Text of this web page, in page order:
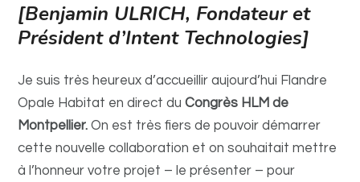
[Benjamin ULRICH, Fondateur et
Président d’Intent Technologies]
Je suis très heureux d’accueillir aujourd’hui Flandre
Opale Habitat en direct duCongrès HLM de
Montpellier. On est très fiers de pouvoir démarrer
cette nouvelle collaboration et on souhaitait mettre
à l’honneur votre projet – le présenter – pour